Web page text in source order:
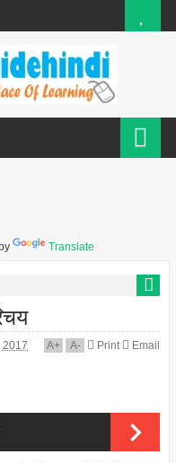
Translate
2017 A+ A- Print Email